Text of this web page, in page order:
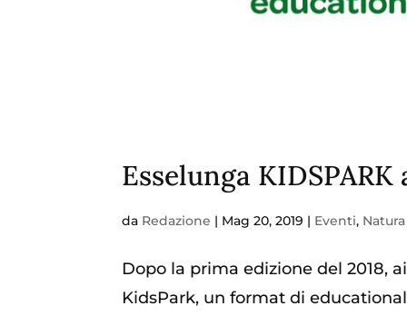
Esselunga
da Redazione | Mag 20, 2019 | Eventi,
Dopo la prima edizione del 2018,
KidsPark, un format di